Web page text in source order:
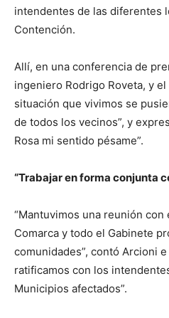
intendentes de las diferentes
Contención.
Allí, en una conferencia de
ingeniero Rodrigo Roveta, y
situación que vivimos se
de todos los vecinos”, y
Rosa mi sentido pésame”.
“Trabajar en forma conjunta
“Mantuvimos una reunión
Comarca y todo el Gabinete
comunidades”, contó Arcioni
ratificamos con los
Municipios afectados”.